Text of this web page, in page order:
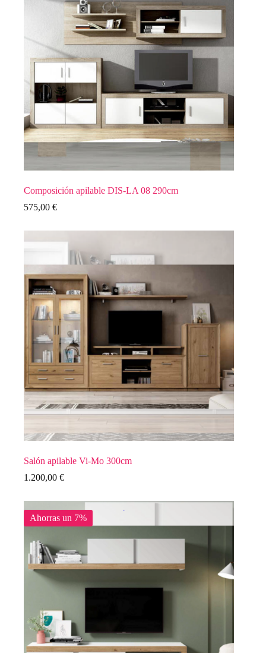
Composición apilable DIS-LA 08 290cm
575,00 €
Salón apilable Vi-Mo 300cm
1.200,00 €
Ahorras un 7%